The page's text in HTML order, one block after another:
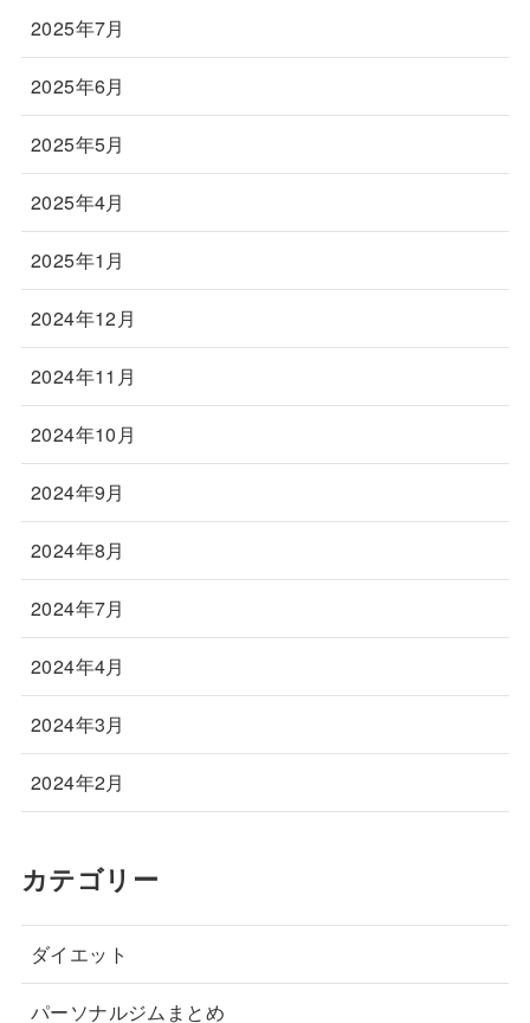
2025年7月
2025年6月
2025年5月
2025年4月
2025年1月
2024年12月
2024年11月
2024年10月
2024年9月
2024年8月
2024年7月
2024年4月
2024年3月
2024年2月
カテゴリー
ダイエット
パーソナルジムまとめ